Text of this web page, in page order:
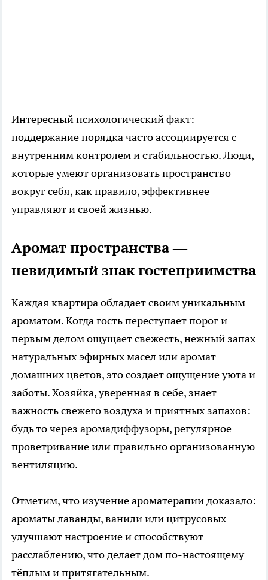
Интересный психологический факт:
поддержание порядка часто ассоциируется с
внутренним контролем и стабильностью. Люди,
которые умеют организовать пространство
вокруг себя, как правило, эффективнее
управляют и своей жизнью.
Аромат пространства —
невидимый знак гостеприимства
Каждая квартира обладает своим уникальным
ароматом. Когда гость переступает порог и
первым делом ощущает свежесть, нежный запах
натуральных эфирных масел или аромат
домашних цветов, это создает ощущение уюта и
заботы. Хозяйка, уверенная в себе, знает
важность свежего воздуха и приятных запахов:
будь то через аромадиффузоры, регулярное
проветривание или правильно организованную
вентиляцию.
Отметим, что изучение ароматерапии доказало:
ароматы лаванды, ванили или цитрусовых
улучшают настроение и способствуют
расслаблению, что делает дом по-настоящему
тёплым и притягательным.